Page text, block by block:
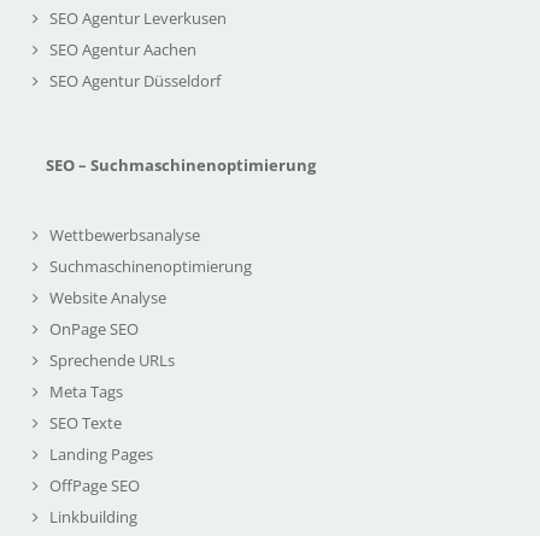
SEO Agentur Leverkusen
SEO Agentur Aachen
SEO Agentur Düsseldorf
SEO – Suchmaschinenoptimierung
Wettbewerbsanalyse
Suchmaschinenoptimierung
Website Analyse
OnPage SEO
Sprechende URLs
Meta Tags
SEO Texte
Landing Pages
OffPage SEO
Linkbuilding